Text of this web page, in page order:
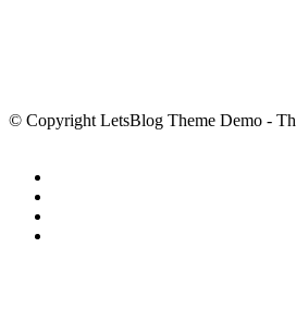
© Copyright LetsBlog Theme Demo -